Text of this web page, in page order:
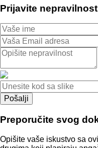
Prijavite nepravilnost
Preporučite svog
Opišite vaše iskustvo sa